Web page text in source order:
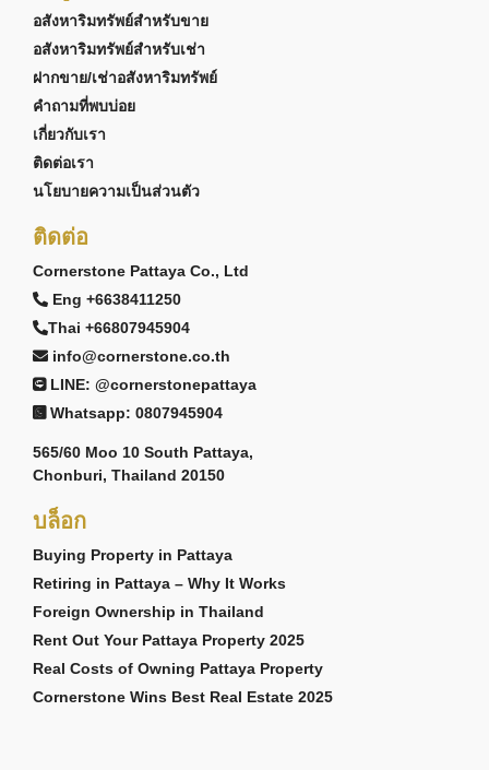
อสังหาริมทรัพย์สำหรับขาย
อสังหาริมทรัพย์สำหรับเช่า
ฝากขาย/เช่าอสังหาริมทรัพย์
คำถามที่พบบ่อย
เกี่ยวกับเรา
ติดต่อเรา
นโยบายความเป็นส่วนตัว
ติดต่อ
Cornerstone Pattaya Co., Ltd
Eng +6638411250
Thai +66807945904
info@cornerstone.co.th
LINE: @cornerstonepattaya
Whatsapp: 0807945904
565/60 Moo 10 South Pattaya,
Chonburi, Thailand 20150
บล็อก
Buying Property in Pattaya
Retiring in Pattaya – Why It Works
Foreign Ownership in Thailand
Rent Out Your Pattaya Property 2025
Real Costs of Owning Pattaya Property
Cornerstone Wins Best Real Estate 2025